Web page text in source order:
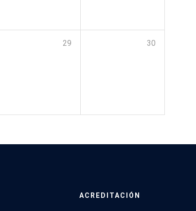
29 30
ACREDITACIÓN